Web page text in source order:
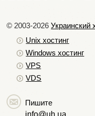
© 2003-2026Украинский
Unix хостинг
Windows хостинг
VPS
VDS
Пишите
info@uh.ua